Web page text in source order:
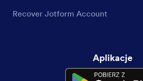
Recover Jotform Account
Aplikacje